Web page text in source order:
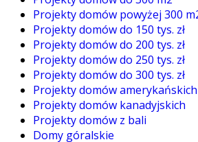
Projekty domów powyżej 300
Projekty domów do 150 tys. zł
Projekty domów do 200 tys. zł
Projekty domów do 250 tys. zł
Projekty domów do 300 tys. zł
Projekty domów amerykańskich
Projekty domów kanadyjskich
Projekty domów z bali
Domy góralskie